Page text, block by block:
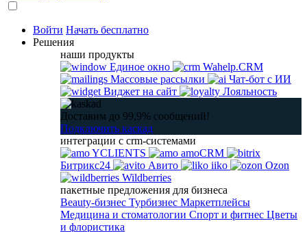
Войти Начать бесплатно
Решения
наши продукты
Единое окно
Wahelp.CRM
Массовые рассылки
Чат-бот с ИИ
Виджет на сайт
Лояльность
Доставим до 99,9% сообщений!
Подключить каскад
интеграции с crm-системами
YCLIENTS
amoCRM
Битрикс24
Авито iiko
Ozon
Wildberries
пакетные предложения для бизнеса
Beauty-бизнес Турбизнес Маркетплейсы
Медицина и стоматологии Спорт и фитнес Цветы
и флористика